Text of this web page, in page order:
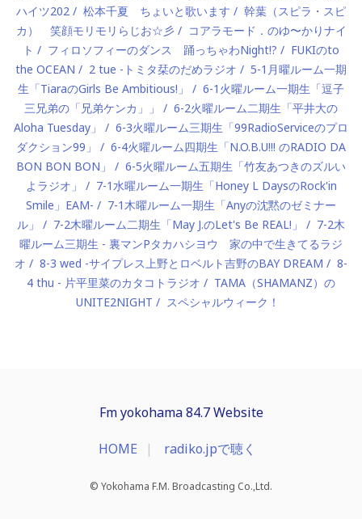
ハイツ202
松本千夏 ちょいと歌います
幹葉（スピラ・スピ
カ） 笑顔モリモリらじお☆彡
コアラモード．のゆ〜かりナイ
ト
フィロソフィーのダンス 踊っちゃわNight!?
FUKIのto
the OCEAN
2 tue -トミタ栞のだめラジオ
5-1月曜ルーム一期
生「TiaraのGirls Be Ambitious!」
6-1火曜ルーム一期生「逗子
三兄弟の「兄弟ケンカ」」
6-2火曜ルーム二期生「平井大の
Aloha Tuesday」
6-3火曜ルーム三期生「99RadioServiceのプロ
ダクション99」
6-4火曜ルーム四期生「N.O.B.U!!! のRADIO DA
BON BON BON」
6-5火曜ルーム五期生「竹友あつきのズルい
よラジオ」
7-1水曜ルーム一期生「Honey L DaysのRock'in
Smile」EAM-
7-1木曜ルーム一期生「Anyの沈黙のゼミナー
ル」
7-2木曜ルーム二期生「May J.のLet's Be REAL!」
7-2木
曜ルーム三期生 - 裏マンPタカハシヨウ 家の中で生きてるラジ
オ
8-3 wed -サイプレス上野とロベルト吉野のBAY DREAM
8-
4 thu - 片平里菜のカタコトラジオ
TAMA（SHAMANZ）の
UNITE2NIGHT
スペシャルウィーク！
Fm yokohama 84.7 Website
HOME radiko.jpで聴く
© Yokohama F.M. Broadcasting Co.,Ltd.